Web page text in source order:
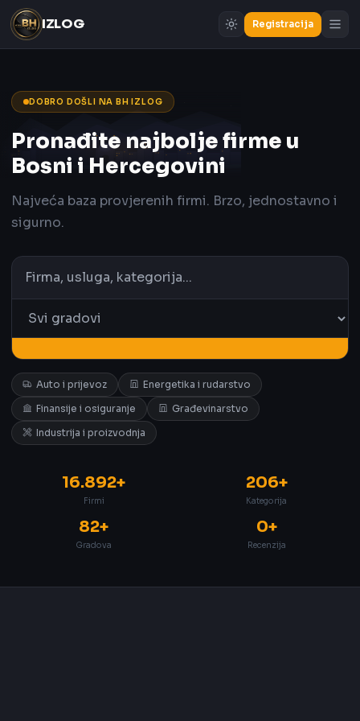
IZLOG Registracija
DOBRO DOŠLI NA BH IZLOG
Pronađite najbolje firme u
Bosni i Hercegovini
Najveća baza provjerenih firmi. Brzo, jednostavno i
sigurno.
Auto i prijevoz
Energetika i rudarstvo
Finansije i osiguranje
Građevinarstvo
Industrija i proizvodnja
16.892+
Firmi
206+
Kategorija
82+
Gradova
0+
Recenzija